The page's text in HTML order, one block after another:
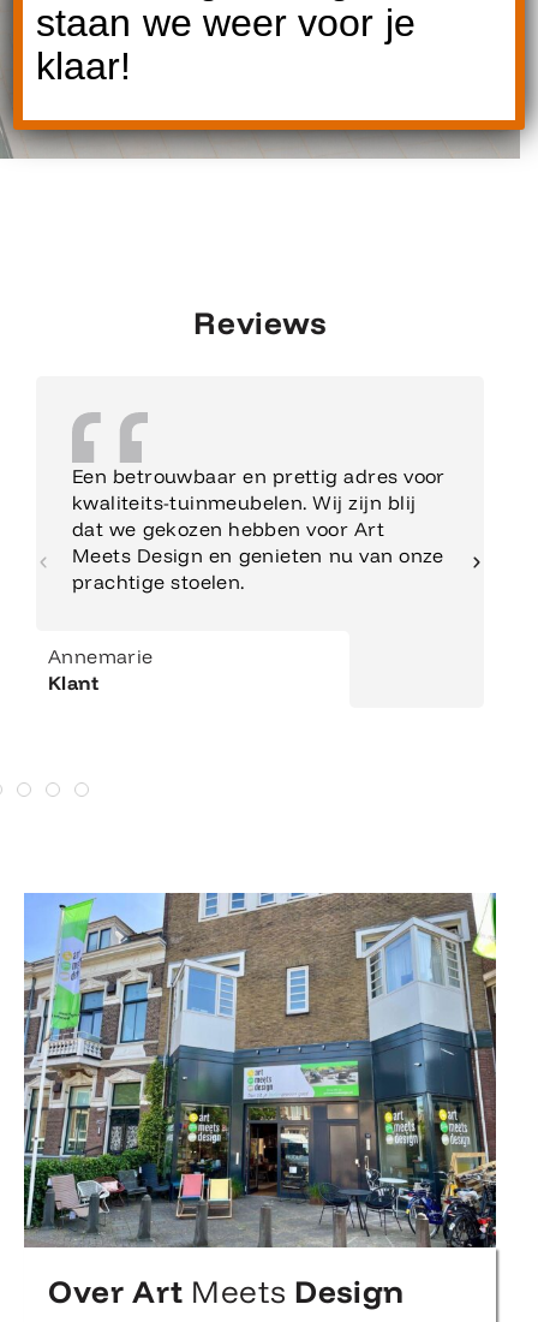
Reviews
Een betrouwbaar en prettig adres voor
kwaliteits-tuinmeubelen. Wij zijn blij
dat we gekozen hebben voor Art
Meets Design en genieten nu van onze
prachtige stoelen.
Annemarie
Klant
Over Art Meets Design
staan we weer voor je
klaar!